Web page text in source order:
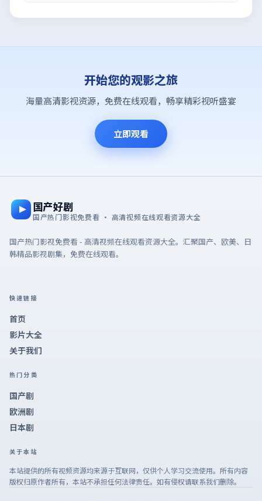
开始您的观影之旅
海量高清影视资源，免费在线观看，畅享精彩视听盛宴
立即观看
国产好剧
国产热门影视免费看 · 高清视频在线观看资源大全
国产热门影视免费看 - 高清视频在线观看资源大全。汇聚国产、欧美、日
韩精品影视剧集，免费在线观看。
快速链接
首页
影片大全
关于我们
热门分类
国产剧
欧洲剧
日本剧
关于本站
本站提供的所有视频资源均来源于互联网，仅供个人学习交流使用。所有内容
版权归原作者所有，本站不承担任何法律责任。如有侵权请联系我们删除。